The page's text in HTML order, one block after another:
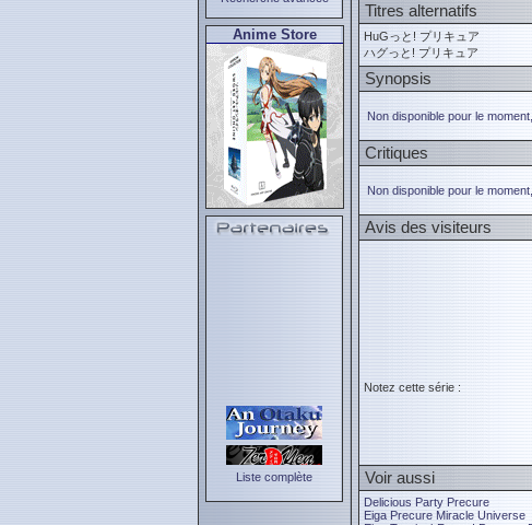
Anime Store
Liste complète
Titres alternatifs
HuGっと! プリキュア
ハグっと! プリキュア
Synopsis
Non disponible pour le
Critiques
Non disponible pour le
Avis des visiteurs
Notez cette série :
Voir aussi
Delicious Party Precure
Eiga Precure Miracle Universe